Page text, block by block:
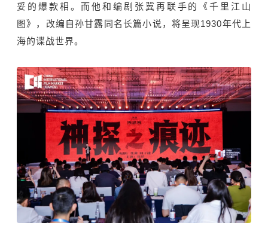
妥的爆款相。而他和编剧张冀再联手的《千里江山
图》，改编自孙甘露同名长篇小说，将呈现1930年代上
海的谍战世界。